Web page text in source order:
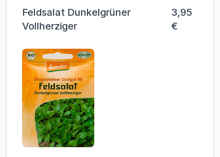
Feldsalat Dunkelgrüner
Vollherziger
3,95
€
Images